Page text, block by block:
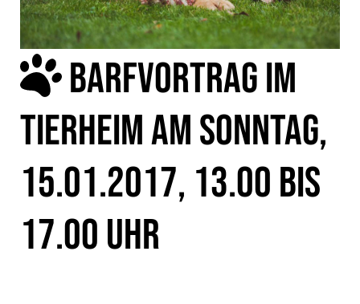
BARFVORTRAG IM
TIERHEIM AM SONNTAG,
15.01.2017, 13.00 BIS
17.00 UHR